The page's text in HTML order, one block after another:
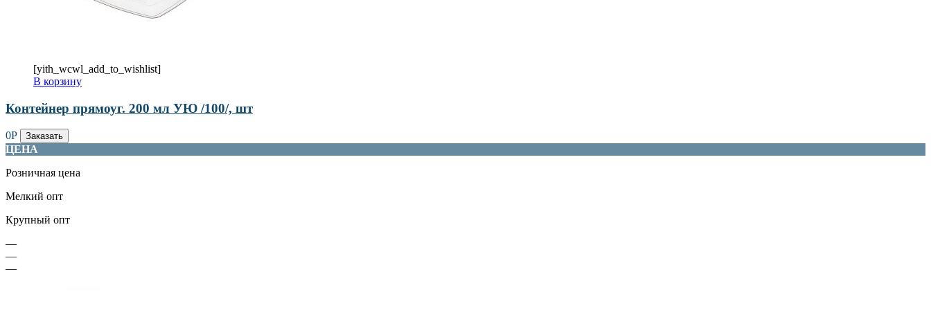
[yith_wcwl_add_to_wishlist]
В корзину
Контейнер прямоуг. 200 мл УЮ /100/, шт
0Р Заказать
ЦЕНА
Розничная цена
Мелкий опт
Крупный опт
—
—
—